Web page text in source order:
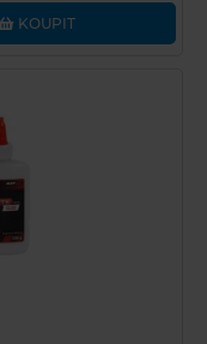
KOUPIT